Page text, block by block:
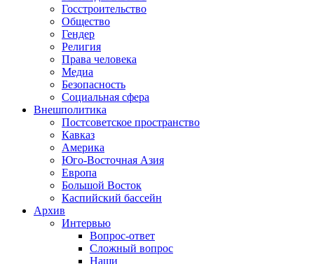
Госстроительство
Общество
Гендер
Религия
Права человека
Медиа
Безопасность
Социальная сфера
Внешполитика
Постсоветское пространство
Кавказ
Америка
Юго-Восточная Азия
Европа
Большой Восток
Каспийский бассейн
Архив
Интервью
Вопрос-ответ
Сложный вопрос
Наши